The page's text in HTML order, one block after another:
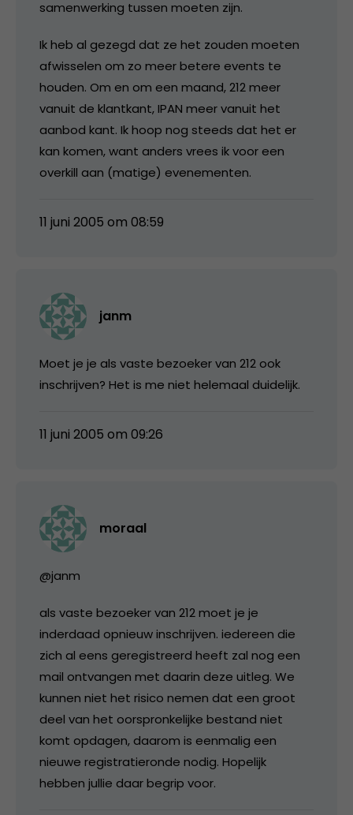
samenwerking tussen moeten zijn.
Ik heb al gezegd dat ze het zouden moeten
afwisselen om zo meer betere events te
houden. Om en om een maand, 212 meer
vanuit de klantkant, IPAN meer vanuit het
aanbod kant. Ik hoop nog steeds dat het er
kan komen, want anders vrees ik voor een
overkill aan (matige) evenementen.
11 juni 2005 om 08:59
janm
Moet je je als vaste bezoeker van 212 ook
inschrijven? Het is me niet helemaal duidelijk.
11 juni 2005 om 09:26
moraal
@janm
als vaste bezoeker van 212 moet je je
inderdaad opnieuw inschrijven. iedereen die
zich al eens geregistreerd heeft zal nog een
mail ontvangen met daarin deze uitleg. We
kunnen niet het risico nemen dat een groot
deel van het oorspronkelijke bestand niet
komt opdagen, daarom is eenmalig een
nieuwe registratieronde nodig. Hopelijk
hebben jullie daar begrip voor.